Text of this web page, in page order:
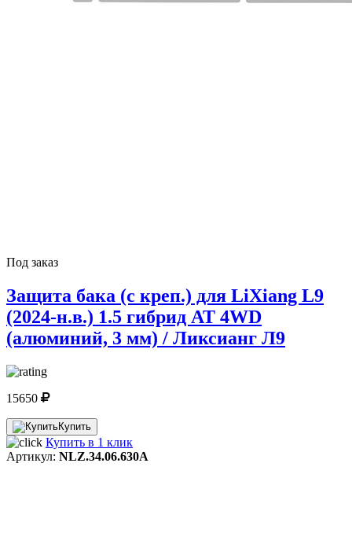
Под заказ
Защита бака (с креп.) для LiXiang L9
(2024-н.в.) 1.5 гибрид AT 4WD
(алюминий, 3 мм) / Ликсианг Л9
15650
Купить
Купить в 1 клик
Артикул: NLZ.34.06.630A